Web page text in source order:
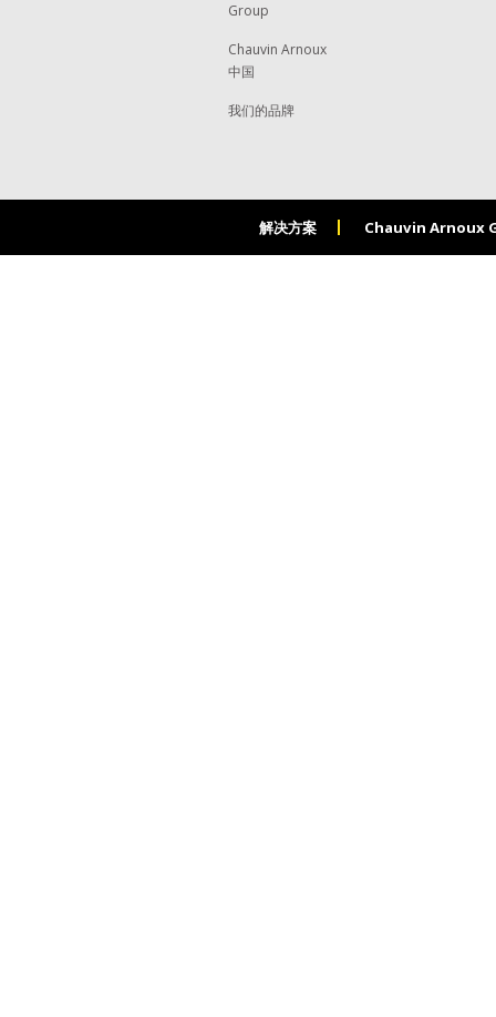
Group
Chauvin Arnoux
中国
我们的品牌
解决方案 Chauvin Arnoux